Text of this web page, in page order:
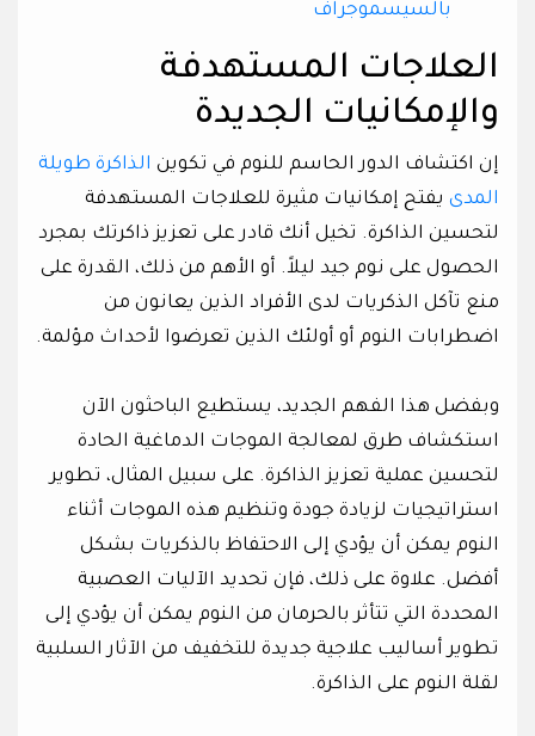
بالسيسموجراف
العلاجات المستهدفة
والإمكانيات الجديدة
إن اكتشاف الدور الحاسم للنوم في تكوين الذاكرة طويلة
المدى يفتح إمكانيات مثيرة للعلاجات المستهدفة
لتحسين الذاكرة. تخيل أنك قادر على تعزيز ذاكرتك بمجرد
الحصول على نوم جيد ليلاً. أو الأهم من ذلك، القدرة على
منع تآكل الذكريات لدى الأفراد الذين يعانون من
اضطرابات النوم أو أولئك الذين تعرضوا لأحداث مؤلمة.
وبفضل هذا الفهم الجديد، يستطيع الباحثون الآن
استكشاف طرق لمعالجة الموجات الدماغية الحادة
لتحسين عملية تعزيز الذاكرة. على سبيل المثال، تطوير
استراتيجيات لزيادة جودة وتنظيم هذه الموجات أثناء
النوم يمكن أن يؤدي إلى الاحتفاظ بالذكريات بشكل
أفضل. علاوة على ذلك، فإن تحديد الآليات العصبية
المحددة التي تتأثر بالحرمان من النوم يمكن أن يؤدي إلى
تطوير أساليب علاجية جديدة للتخفيف من الآثار السلبية
لقلة النوم على الذاكرة.